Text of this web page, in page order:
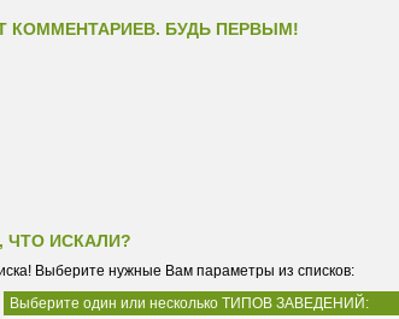
КОММЕНТАРИЕВ. БУДЬ ПЕРВЫМ!
ЧТО ИСКАЛИ?
Выберите нужные Вам параметры из списков:
Выберите один или несколько ТИПОВ ЗАВЕДЕНИЙ: